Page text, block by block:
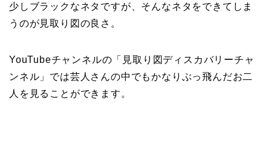
少しブラックなネタですが、そんなネタをできてしま
うのが見取り図の良さ。
YouTubeチャンネルの「 見取り図ディスカバリーチャ
ンネル 」では芸人さんの中でもかなりぶっ飛んだお二
人を見ることができます。